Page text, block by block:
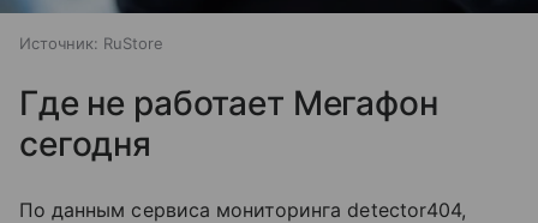
Источник: RuStore
Где не работает Мегафон
сегодня
По данным сервиса мониторинга detector404,